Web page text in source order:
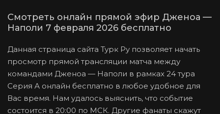
Данная страница сайта Турк Ру позволяет начать
просмотр прямой трансляции матча между
командами Дженоа — Наполи в рамках 24 тура
Серия А онлайн бесплатно в любое удобное для
Вас время. Нам удалось выяснить, что событие
состоится в 20:00 по МСК. Другие фанаты скажут
Смотреть онлайн прямой эфир Дженоа —
Наполи 7 февраля 2026 бесплатно